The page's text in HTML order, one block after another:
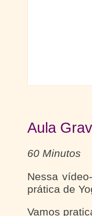
Aula
60 Minutos
Nessa
prática de
Vamos